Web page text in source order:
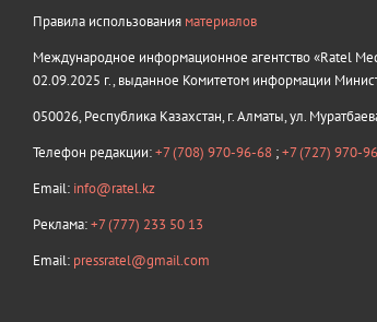
Правила использования материалов
Международное информационное агентство «Ratel
02.09.2025 г., выданное Комитетом информации
050026, Республика Казахстан, г. Алматы, ул.
Телефон редакции:+7 (708) 970-96-68 ;+7 (727) 970-
Email: info@ratel.kz
Реклама:+7 (777) 233 50 13
Email: pressratel@gmail.com